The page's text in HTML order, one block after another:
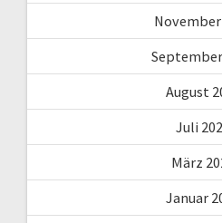
November
August
Juli
März
Januar